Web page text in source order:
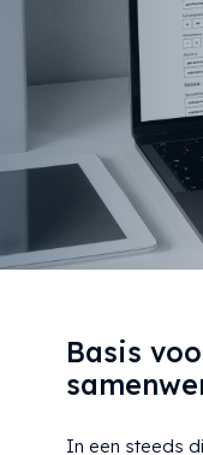
Basis
In een steeds